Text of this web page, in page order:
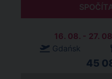
16. 08. - 27.
Gdańsk
45